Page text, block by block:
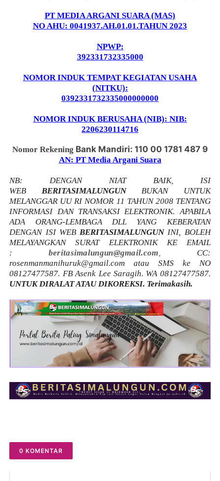
PT MEDIA ARGANI SUARA (MAS)
NO AHU: 0041937.AH.01.01.TAHUN 2023
NPWP:
392331732335000
NOMOR INDUK TEMPAT KEGIATAN USAHA
(NITKU):
0392331732335000000000
NOMOR INDUK BERUSAHA (NIB): NIB:
2206230114716
Nomor Rekening Bank Mandiri: 110 00 1781 487 9
AN: PT Media Argani Suara
NB: DENGAN NIAT BAIK, ISI
WEB BERITASIMALUNGUN BUKAN UNTUK
MELANGGAR UU RI NOMOR 11 TAHUN 2008 TENTANG
INFORMASI DAN TRANSAKSI ELEKTRONIK. APABILA
ADA ORANG-LEMBAGA DLL YANG KEBERATAN
DENGAN ISI WEB BERITASIMALUNGUN INI, BOLEH
MELAYANGKAN SURAT ELEKTRONIK KE EMAIL
: beritasimalungun@gmail.com
CC:
rosenmanmanihuruk@gmail.com atau SMS ke NO
08127477587. FB Asenk Lee Saragih. WA 08127477587.
UNTUK DIRALAT ATAU DIKOREKSI. Terimakasih.
0 KOMENTAR